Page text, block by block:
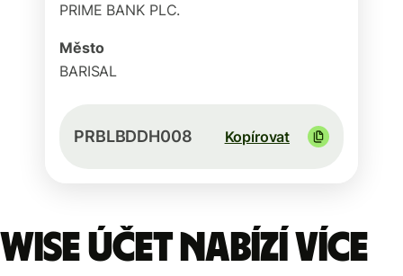
PRIME BANK PLC.
Město
BARISAL
PRBLBDDH008 Kopírovat
Wise účet nabízí více